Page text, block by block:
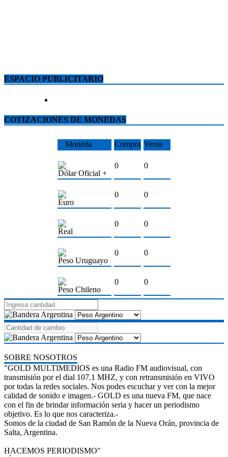
ESPACIO PUBLICITARIO
COTIZACIONES DE MONEDAS
Moneda Compra Venta
Dólar Oficial +
0 0
Euro
0 0
Real
0 0
Peso Uruguayo
0 0
Peso Chileno
0 0
SOBRE NOSOTROS
"GOLD MULTIMEDIOS es una Radio FM audiovisual, con
transmisión por el dial 107.1 MHZ, y con retransmisión en VIVO
por todas la redes sociales. Nos podes escuchar y ver con la mejor
calidad de sonido e imagen.- GOLD es una nueva FM, que nace
con el fin de brindar información seria y hacer un periodismo
objetivo. Es lo que nos caracteriza.-
Somos de la ciudad de San Ramón de la Nueva Orán, provincia de
Salta, Argentina.
HACEMOS PERIODISMO"